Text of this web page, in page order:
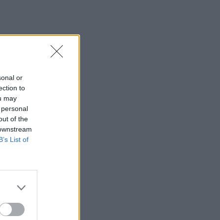
or
to
may
of the
List of